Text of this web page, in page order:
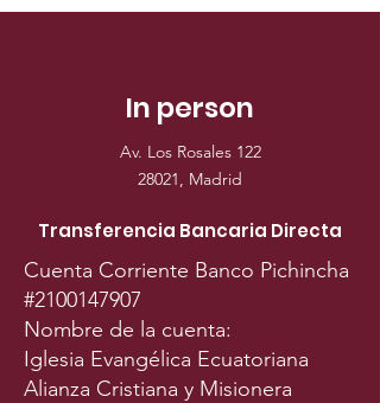
In person
Av. Los Rosales 122
28021, Madrid
Transferencia Bancaria Directa
Cuenta Corriente Banco Pichincha
#2100147907
Nombre de la cuenta:
Iglesia Evangélica Ecuatoriana
Alianza Cristiana y Misionera